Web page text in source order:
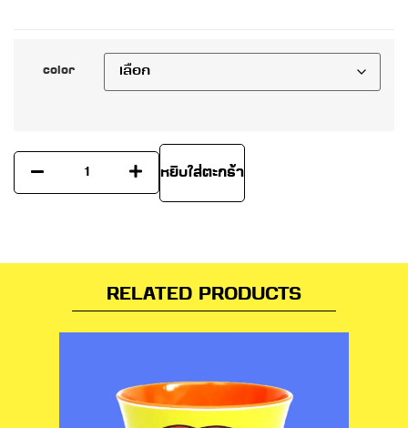
color
หยิบใส่ตะกร้า
RELATED PRODUCTS